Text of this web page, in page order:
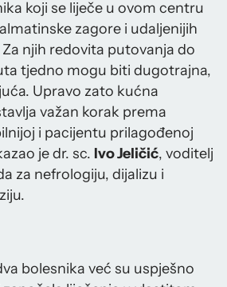
koji se liječe u ovom centru
zagore i udaljenijih
njih redovita putovanja do
tjedno mogu biti dugotrajna,
Upravo zato kućna
važan korak prema
i pacijentu prilagođenoj
je dr. sc. Ivo Jeličić, voditelj
za nefrologiju, dijalizu i
bolesnika već su uspješno